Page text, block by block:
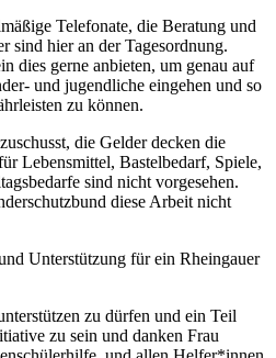
Telefonate, die Beratung und
sind hier an der Tagesordnung.
dies gerne anbieten, um genau auf
und jugendliche eingehen und so
zu können.
die Gelder decken die
Lebensmittel, Bastelbedarf, Spiele,
sind nicht vorgesehen.
diese Arbeit nicht
Unterstützung für ein Rheingauer
zu dürfen und ein Teil
zu sein und danken Frau